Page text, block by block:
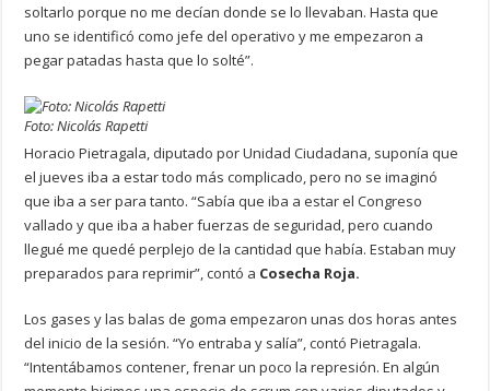
soltarlo porque no me decían donde se lo llevaban. Hasta que
uno se identificó como jefe del operativo y me empezaron a
pegar patadas hasta que lo solté”.
Foto: Nicolás Rapetti
Horacio Pietragala, diputado por Unidad Ciudadana, suponía que
el jueves iba a estar todo más complicado, pero no se imaginó
que iba a ser para tanto. “Sabía que iba a estar el Congreso
vallado y que iba a haber fuerzas de seguridad, pero cuando
llegué me quedé perplejo de la cantidad que había. Estaban muy
preparados para reprimir”, contó a Cosecha Roja.
Los gases y las balas de goma empezaron unas dos horas antes
del inicio de la sesión. “Yo entraba y salía”, contó Pietragala.
“Intentábamos contener, frenar un poco la represión. En algún